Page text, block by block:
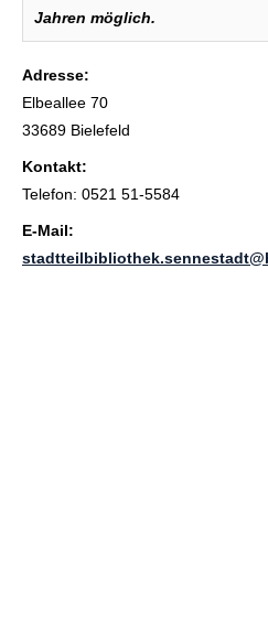
Jahren möglich.
Adresse:
Elbeallee 70
33689 Bielefeld
Kontakt:
Telefon: 0521 51-5584
E-Mail: